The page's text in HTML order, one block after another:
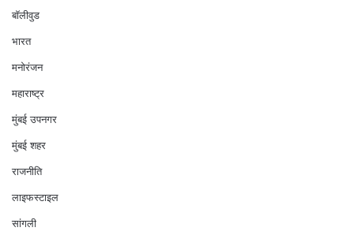
बॉलीवुड
भारत
मनोरंजन
महाराष्ट्र
मुंबई उपनगर
मुंबई शहर
राजनीति
लाइफस्टाइल
सांगली